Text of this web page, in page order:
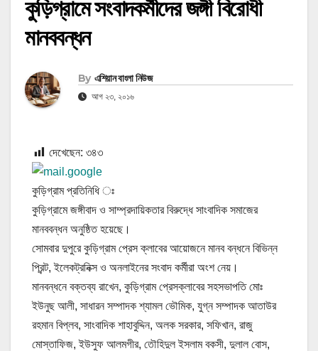
কুড়িগ্রামে সংবাদকর্মীদের জঙ্গী বিরোধী
মানববন্ধন
By এশিয়ান বাংলা নিউজ
আগ ২৩, ২০১৬
দেখেছেন: ৩৪৩
কুড়িগ্রাম প্রতিনিধি ঃ
কুড়িগ্রামে জঙ্গীবাদ ও সাম্প্রদায়িকতার বিরুদ্ধে সাংবাদিক সমাজের
মানববন্ধন অনুষ্ঠিত হয়েছে।
সোমবার দুপুরে কুড়িগ্রাম প্রেস ক্লাবের আয়োজনে মানব বন্ধনে বিভিন্ন
প্রিন্ট, ইলেকট্রনিক্স ও অনলাইনের সংবাদ কর্মীরা অংশ নেয়।
মানবন্ধনে বক্তব্য রাখেন, কুড়িগ্রাম প্রেসক্লাবের সহসভাপতি মোঃ
ইউনুছ আলী, সাধারন সম্পাদক শ্যামল ভৌমিক, যুগ্ন সম্পাদক আতাউর
রহমান বিপ্লব, সাংবাদিক শাহাবুদ্দিন, অলক সরকার, সফিখান, রাজু
মোস্তাফিজ, ইউসুফ আলমগীর, তৌহিদুল ইসলাম বকসী, দুলাল বোস,